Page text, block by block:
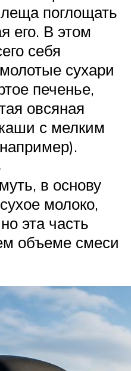
поглощать
его. В этом
себя
сухари
печенье,
овсяная
с мелким
в основу
молоко,
эта часть
объеме смеси